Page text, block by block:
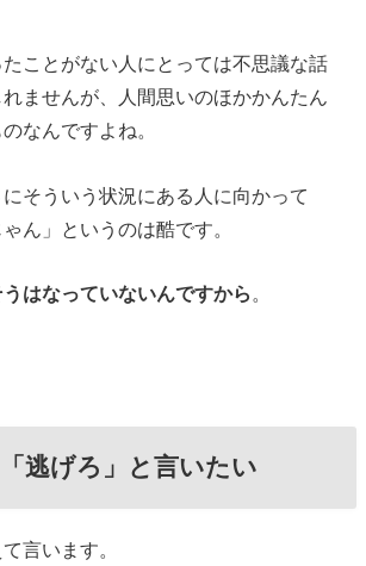
ことがない人にとっては不思議な話
ませんが、人間思いのほかかんたん
なんですよね。
そういう状況にある人に向かって
ん」というのは酷です。
はなっていないんですから 。
逃げろ」と言いたい
言います。